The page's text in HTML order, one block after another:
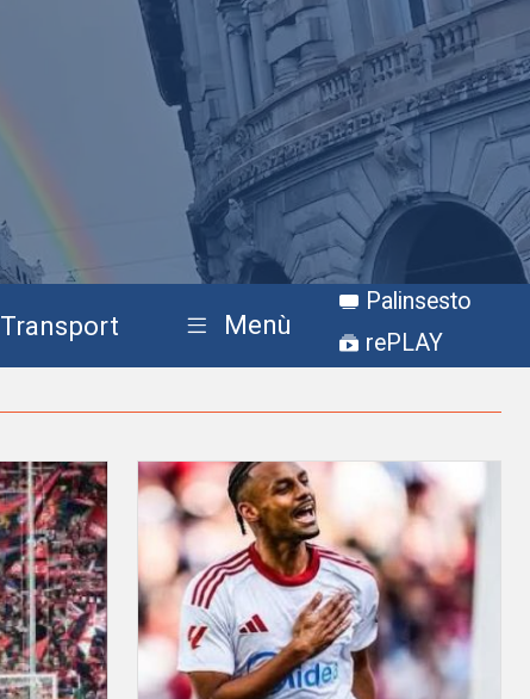
Transport Menù
Palinsesto
rePLAY